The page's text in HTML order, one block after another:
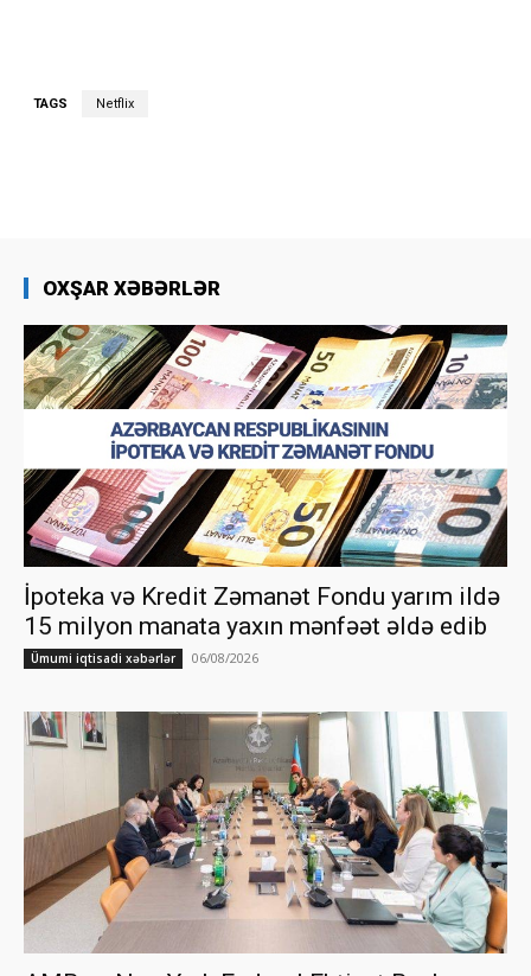
TAGS Netflix
OXŞAR XƏBƏRLƏR
İpoteka və Kredit Zəmanət Fondu yarım ildə
15 milyon manata yaxın mənfəət əldə edib
Ümumi iqtisadi xəbərlər 06/08/2026